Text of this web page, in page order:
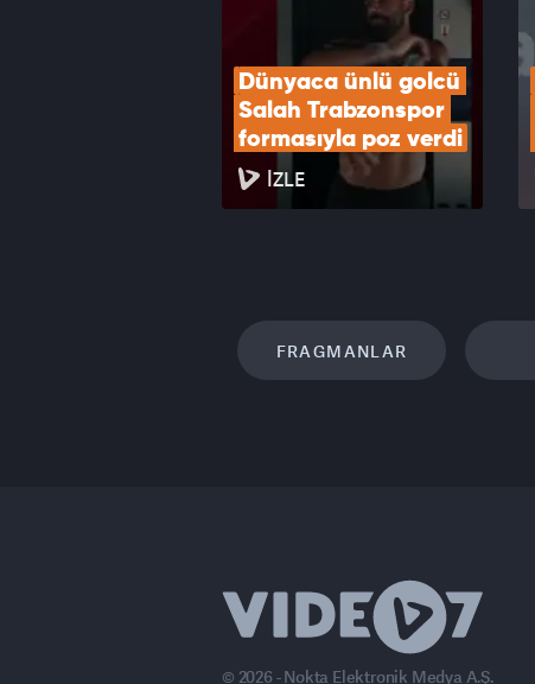
Dünyaca ünlü golcü
Salah Trabzonspor
formasıyla poz verdi
İZLE
FRAGMANLAR
© 2026 - Nokta Elektronik Medya A.Ş.